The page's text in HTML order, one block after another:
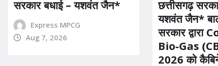
सरकार बधाई – यशवंत जैन*
Express MPCG
Aug 7, 2026
छत्तीसगढ़
यशवंत जैन*
सरकार
Bio-Gas
2026 को